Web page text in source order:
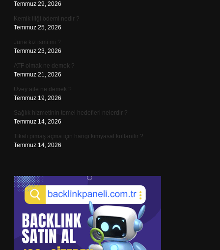
Temmuz 29, 2026
Kemik iliği ödemi nedir ?
Temmuz 25, 2026
June kız ismi mi ?
Temmuz 23, 2026
ATF olmak ne demek ?
Temmuz 21, 2026
Üvey aile ne demek ?
Temmuz 19, 2026
Sağlık hizmetinin temel hedefleri nelerdir ?
Temmuz 14, 2026
Tıkalı pimaş açma için hangi kimyasal kullanılır ?
Temmuz 14, 2026